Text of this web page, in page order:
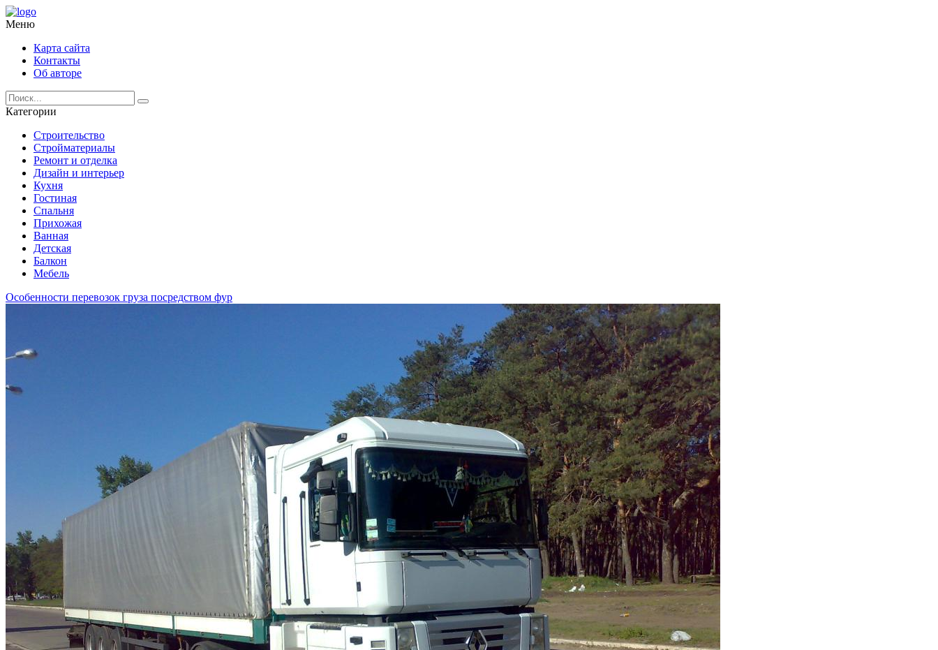
Меню
Карта сайта
Контакты
Об авторе
Категории
Строительство
Стройматериалы
Ремонт и отделка
Дизайн и интерьер
Кухня
Гостиная
Спальня
Прихожая
Ванная
Детская
Балкон
Мебель
Особенности перевозок груза посредством фур